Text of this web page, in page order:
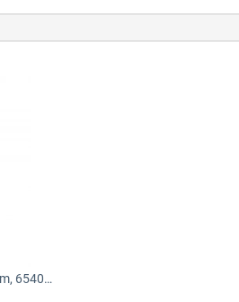
BEC LED 12W E27 Novelite, 1020 lm, 65400K, FST56771